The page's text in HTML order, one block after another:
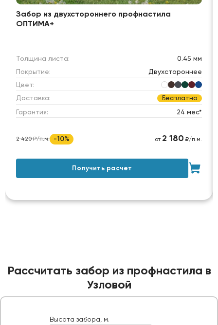
Забор из двухстороннего профнастила
ОПТИМА+
Толщина листа:
0.45 мм
Покрытие:
Двухстороннее
Цвет:
Доставка:
Бесплатно
Гарантия: 24 мес*
2 420 ₽/п.м. -10% от 2 180 ₽/п.м.
Получить расчет
Рассчитать забор из профнастила в
Узловой
Высота забора, м.